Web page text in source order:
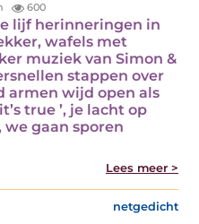
600
lijf herinneringen in
wafels met
muziek van Simon &
stappen over
armen wijd open als
true ’, je lacht op
gaan sporen
Lees meer >
netgedicht